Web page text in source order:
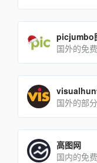
picjumbo
国外的免
国外的部
高图网
国内的免